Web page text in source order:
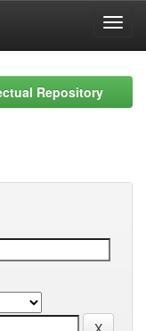
Repository